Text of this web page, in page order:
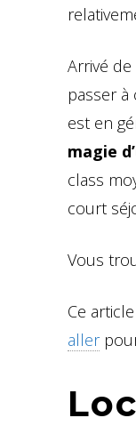
Arrivé
passer
est en
magie
class
court
Vous
Ce
aller